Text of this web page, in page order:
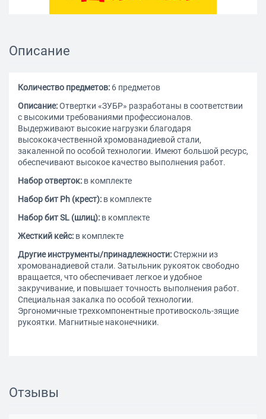
Описание
Количество предметов: 6 предметов
Описание:Отвертки «ЗУБР» разработаны в соответствии
с высокими требованиями профессионалов.
Выдерживают высокие нагрузки благодаря
высококачественной хромованадиевой стали,
закаленной по особой технологии. Имеют большой ресурс,
обеспечивают высокое качество выполнения работ.
Набор отверток: в комплекте
Набор бит Ph (крест): в комплекте
Набор бит SL (шлиц): в комплекте
Жесткий кейс: в комплекте
Другие инструменты/принадлежности:Стержни из
хромованадиевой стали. Затыльник рукояток свободно
вращается, что обеспечивает легкое и удобное
закручивание, и повышает точность выполнения работ.
Специальная закалка по особой технологии.
Эргономичные трехкомпонентные противосколь-зящие
рукоятки. Магнитные наконечники.
Отзывы